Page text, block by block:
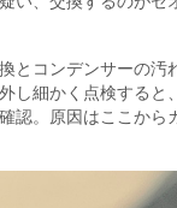
コンデンサーの
細かく点検する
認。原因はここか